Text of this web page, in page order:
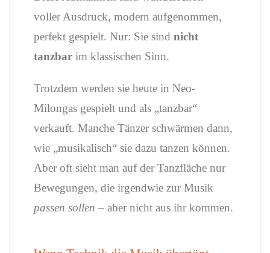
voller Ausdruck, modern aufgenommen,
perfekt gespielt. Nur: Sie sind nicht
tanzbar im klassischen Sinn.
Trotzdem werden sie heute in Neo-
Milongas gespielt und als „tanzbar“
verkauft. Manche Tänzer schwärmen dann,
wie „musikalisch“ sie dazu tanzen können.
Aber oft sieht man auf der Tanzfläche nur
Bewegungen, die irgendwie zur Musik
passen sollen – aber nicht aus ihr kommen.